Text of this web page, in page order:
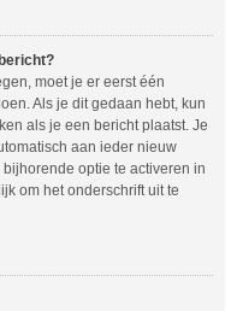
moet je er eerst één
Als je dit gedaan hebt, kun
als je een bericht plaatst. Je
aan ieder nieuw
optie te activeren in
om het onderschrift uit te